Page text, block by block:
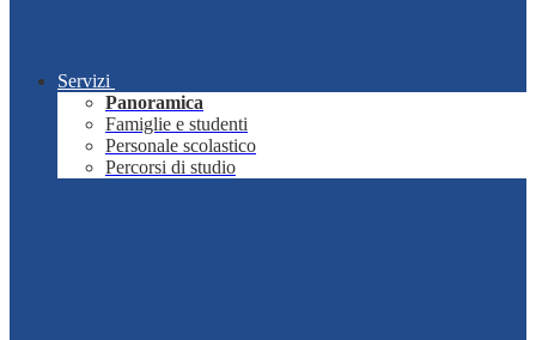
Servizi
Panoramica
Famiglie e studenti
Personale scolastico
Percorsi di studio